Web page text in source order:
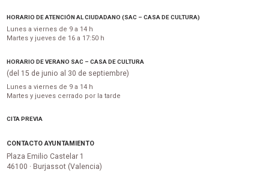
HORARIO DE ATENCIÓN AL CIUDADANO (SAC – CASA DE CULTURA)
Lunes a viernes de 9 a 14 h
Martes y jueves de 16 a 17:50 h
HORARIO DE VERANO SAC – CASA DE CULTURA
(del 15 de junio al 30 de septiembre)
Lunes a viernes de 9 a 14 h
Martes y jueves cerrado por la tarde
CITA PREVIA
CONTACTO AYUNTAMIENTO
Plaza Emilio Castelar 1
46100 · Burjassot (Valencia)